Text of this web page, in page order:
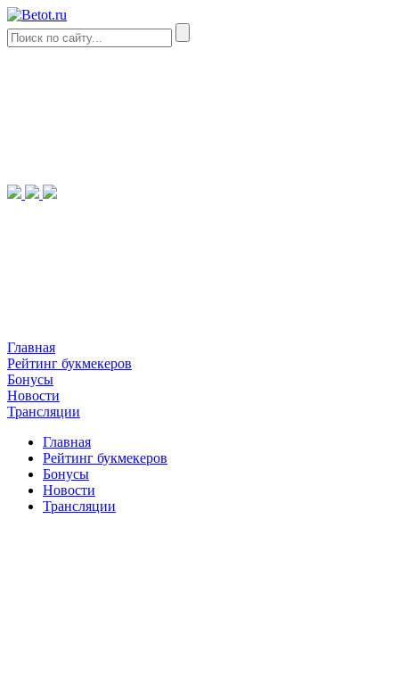
Главная
Рейтинг букмекеров
Бонусы
Новости
Трансляции
Главная
Рейтинг букмекеров
Бонусы
Новости
Трансляции